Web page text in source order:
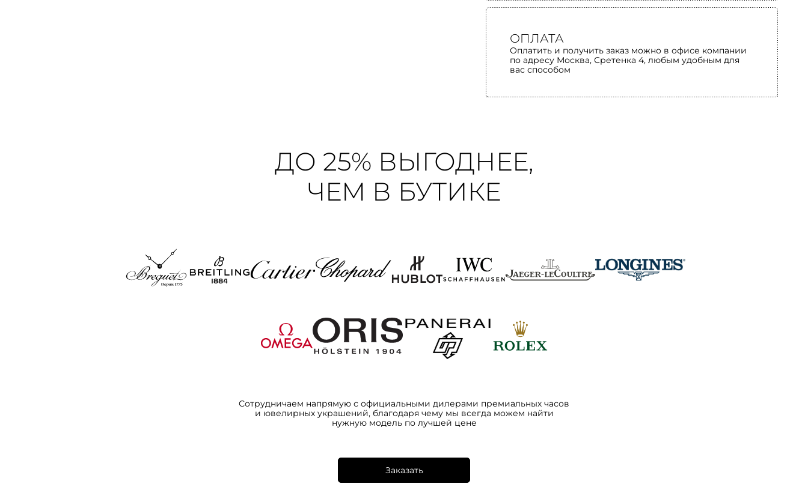
ОПЛАТА
Оплатить и получить заказ можно в офисе компании
по адресу Москва, Сретенка 4, любым удобным для
вас способом
ДО 25% ВЫГОДНЕЕ,
ЧЕМ В БУТИКЕ
Сотрудничаем напрямую с официальными дилерами премиальных часов
и ювелирных украшений, благодаря чему мы всегда можем найти
нужную модель по лучшей цене
Заказать